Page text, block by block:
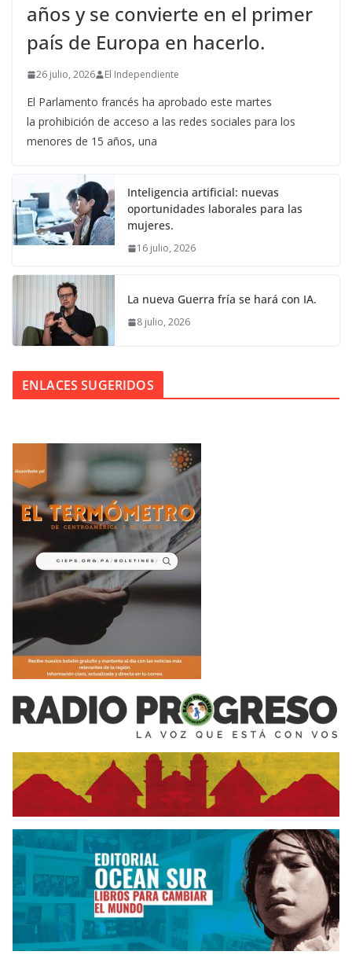
años y se convierte en el primer
país de Europa en hacerlo.
26 julio, 2026 El Independiente
El Parlamento francés ha aprobado este martes
la prohibición de acceso a las redes sociales para los
menores de 15 años, una
Inteligencia artificial: nuevas
oportunidades laborales para las
mujeres.
16 julio, 2026
La nueva Guerra fría se hará con IA.
8 julio, 2026
ENLACES SUGERIDOS